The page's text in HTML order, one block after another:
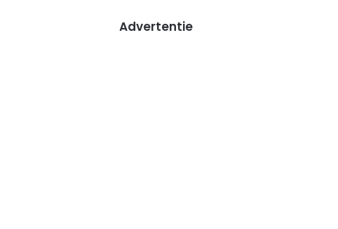
Advertentie